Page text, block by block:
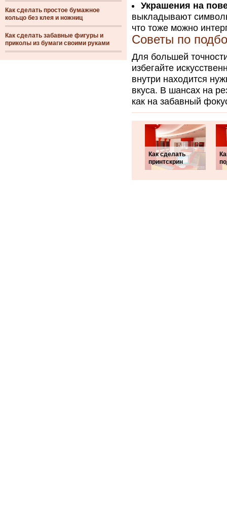
Как сделать простое бумажное
кольцо без клея и ножниц
Как сделать забавные фигуры и
приколы из бумаги своими руками
Украшения на
выкладывают
что тоже можно
Советы по
Для большей
избегайте
внутри находится
вкуса. В шансах на
как на забавный
Как сделать
принтскрин